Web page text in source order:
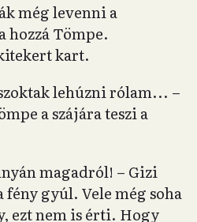
még levenni a
hozzá Tömpe.
kart.
lehúzni rólam... –
a szájára teszi a
magadról! – Gizi
fény gyúl. Vele még soha
ezt nem is érti. Hogy